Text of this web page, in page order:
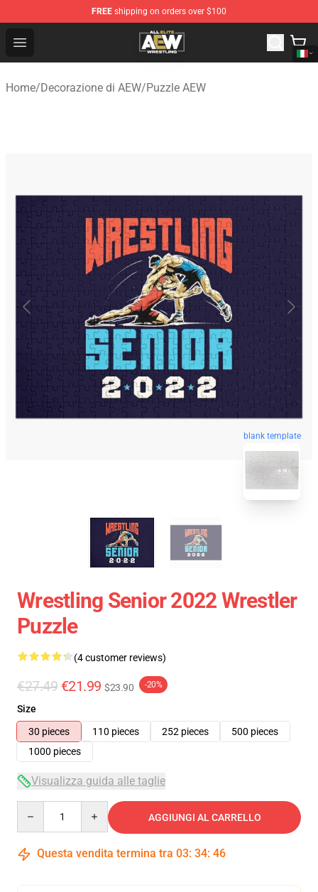
FREE shipping on orders over $100
Open menu
Aew Shop ⚡️ Official Aew Merchandise Store
Home/Decorazione di AEW/Puzzle AEW
blank template
Wrestling Senior 2022 Wrestler
Puzzle
(4 customer reviews)
€27.49 €21.99 $23.90 -20%
Size
30 pieces
110 pieces 252 pieces
500 pieces
1000 pieces
Visualizza guida alle taglie
AGGIUNGI AL CARRELLO
Questa vendita termina tra 03: 34: 45